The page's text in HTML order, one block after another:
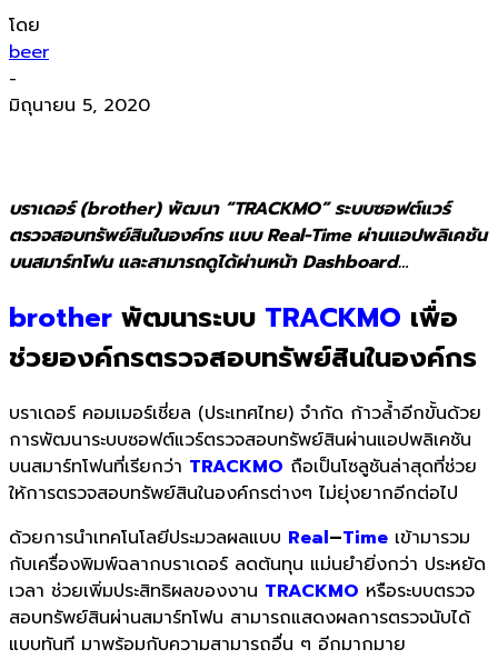
โดย
beer
-
มิถุนายน 5, 2020
บราเดอร์ (brother) พัฒนา “TRACKMO” ระบบซอฟต์แวร์
ตรวจสอบทรัพย์สินในองค์กร แบบ Real-Time ผ่านแอปพลิเคชัน
บนสมาร์ทโฟน และสามารถดูได้ผ่านหน้า Dashboard…
brother พัฒนาระบบ TRACKMO เพื่อ
ช่วยองค์กรตรวจสอบทรัพย์สินในองค์กร
บราเดอร์ คอมเมอร์เชี่ยล (ประเทศไทย) จำกัด ก้าวล้ำอีกขั้นด้วย
การพัฒนาระบบซอฟต์แวร์ตรวจสอบทรัพย์สินผ่านแอปพลิเคชัน
บนสมาร์ทโฟนที่เรียกว่า TRACKMO ถือเป็นโซลูชันล่าสุดที่ช่วย
ให้การตรวจสอบทรัพย์สินในองค์กรต่างๆ ไม่ยุ่งยากอีกต่อไป
ด้วยการนำเทคโนโลยีประมวลผลแบบ Real–Time เข้ามารวม
กับเครื่องพิมพ์ฉลากบราเดอร์ ลดต้นทุน แม่นยำยิ่งกว่า ประหยัด
เวลา ช่วยเพิ่มประสิทธิผลของงาน TRACKMO หรือระบบตรวจ
สอบทรัพย์สินผ่านสมาร์ทโฟน สามารถแสดงผลการตรวจนับได้
แบบทันที มาพร้อมกับความสามารถอื่น ๆ อีกมากมาย